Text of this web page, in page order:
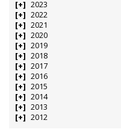
2023
2022
2021
2020
2019
2018
2017
2016
2015
2014
2013
2012